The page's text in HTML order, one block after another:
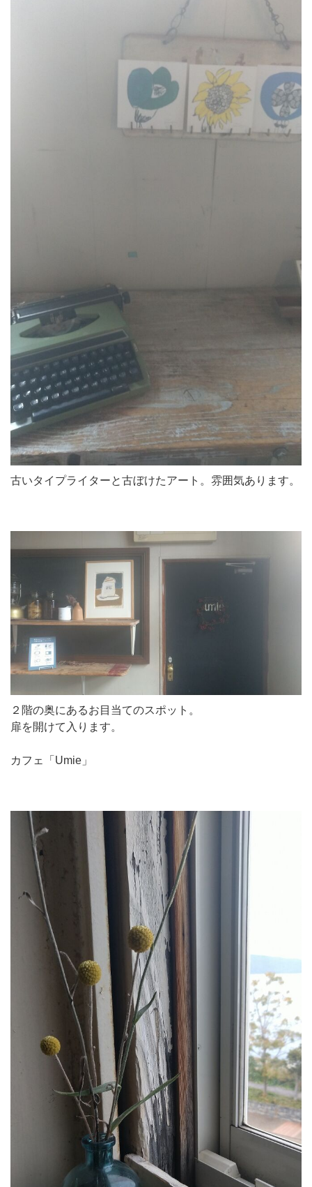
古いタイプライターと古ぼけたアート。雰囲気あります。
２階の奥にあるお目当てのスポット。
扉を開けて入ります。
カフェ「Umie」